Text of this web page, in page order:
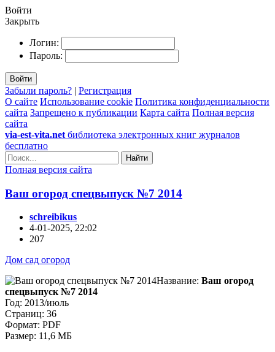
Войти
Закрыть
Логин:
Пароль:
Войти
Забыли пароль? | Регистрация
О сайте Использование cookie Политика конфиденциальности
сайта Запрещено к публикации Карта сайта Полная версия
сайта
via-est-vita.net библиотека электронных книг журналов
бесплатно
Найти
Полная версия сайта
Ваш огород спецвыпуск №7 2014
schreibikus
4-01-2025, 22:02
207
Дом сад огород
Название: Ваш огород
спецвыпуск №7 2014
Год: 2013/июль
Страниц: 36
Формат: PDF
Размер: 11,6 МБ